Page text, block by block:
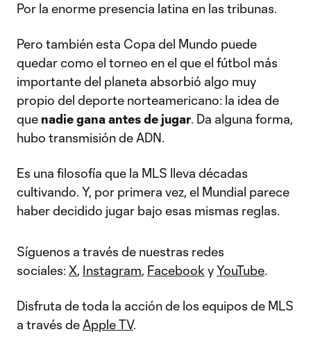
Por la enorme presencia latina en las tribunas.
Pero también esta Copa del Mundo puede
quedar como el torneo en el que el fútbol más
importante del planeta absorbió algo muy
propio del deporte norteamericano: la idea de
que nadie gana antes de jugar. Da alguna forma,
hubo transmisión de ADN.
Es una filosofía que la MLS lleva décadas
cultivando. Y, por primera vez, el Mundial parece
haber decidido jugar bajo esas mismas reglas.
Síguenos a través de nuestras redes
sociales: X, Instagram, Facebook yYouTube.
Disfruta de toda la acción de los equipos de MLS
a través de Apple TV.